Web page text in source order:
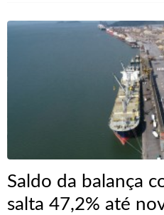
Saldo da balança
salta 47,2% até